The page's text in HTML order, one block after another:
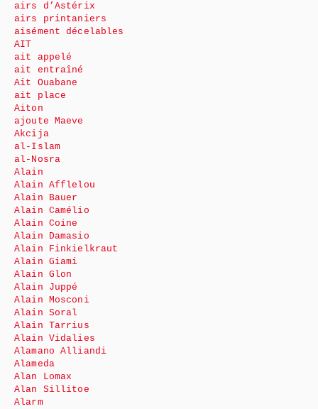
airs d’Astérix
airs printaniers
aisément décelables
AIT
ait appelé
ait entraîné
Ait Ouabane
ait place
Aiton
ajoute Maeve
Akcija
al-Islam
al-Nosra
Alain
Alain Afflelou
Alain Bauer
Alain Camélio
Alain Coine
Alain Damasio
Alain Finkielkraut
Alain Giami
Alain Glon
Alain Juppé
Alain Mosconi
Alain Soral
Alain Tarrius
Alain Vidalies
Alamano Alliandi
Alameda
Alan Lomax
Alan Sillitoe
Alarm